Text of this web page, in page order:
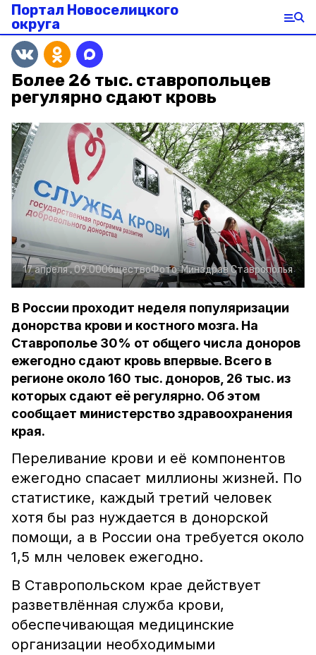
Портал Новоселицкого
округа
Более 26 тыс. ставропольцев
регулярно сдают кровь
17 апреля , 09:00ОбществоФото:Минздрав Ставрополья
В России проходит неделя популяризации
донорства крови и костного мозга. На
Ставрополье 30% от общего числа доноров
ежегодно сдают кровь впервые. Всего в
регионе около 160 тыс. доноров, 26 тыс. из
которых сдают её регулярно. Об этом
сообщает министерство здравоохранения
края.
Переливание крови и её компонентов
ежегодно спасает миллионы жизней. По
статистике, каждый третий человек
хотя бы раз нуждается в донорской
помощи, а в России она требуется около
1,5 млн человек ежегодно.
В Ставропольском крае действует
разветвлённая служба крови,
обеспечивающая медицинские
организации необходимыми